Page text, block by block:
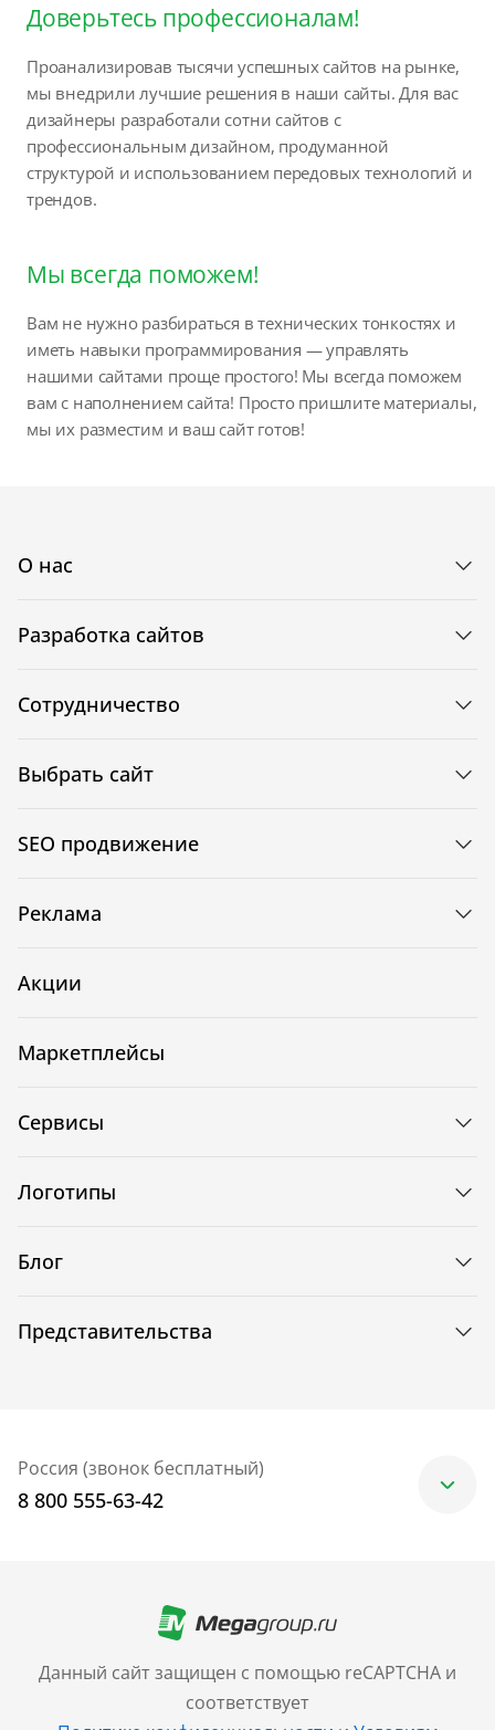
Доверьтесь профессионалам!
Проанализировав тысячи успешных сайтов на рынке,
мы внедрили лучшие решения в наши сайты. Для вас
дизайнеры разработали сотни сайтов с
профессиональным дизайном, продуманной
структурой и использованием передовых технологий и
трендов.
Мы всегда поможем!
Вам не нужно разбираться в технических тонкостях и
иметь навыки программирования — управлять
нашими сайтами проще простого! Мы всегда поможем
вам с наполнением сайта! Просто пришлите материалы,
мы их разместим и ваш сайт готов!
Данный сайт защищен с помощью reCAPTCHA и
соответствует
О нас
Разработка сайтов
Сотрудничество
Выбрать сайт
SEO продвижение
Реклама
Акции
Маркетплейсы
Сервисы
Логотипы
Блог
Представительства
Россия (звонок бесплатный)
8 800 555-63-42
+7 (499) 705-30-10
Санкт-Петербург
+7 (812) 600-77-33